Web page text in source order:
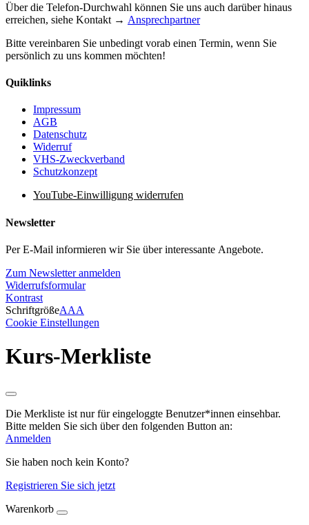
Über die Telefon-Durchwahl können Sie uns auch darüber hinaus
erreichen, siehe Kontakt → Ansprechpartner
Bitte vereinbaren Sie unbedingt vorab einen Termin, wenn Sie
persönlich zu uns kommen möchten!
Quiklinks
Impressum
AGB
Datenschutz
Widerruf
VHS-Zweckverband
Schutzkonzept
YouTube-Einwilligung widerrufen
Newsletter
Per E-Mail informieren wir Sie über interessante Angebote.
Zum Newsletter anmelden
Widerrufsformular
Kontrast
SchriftgrößeAAA
Cookie Einstellungen
Kurs-Merkliste
Die Merkliste ist nur für eingeloggte Benutzer*innen einsehbar.
Bitte melden Sie sich über den folgenden Button an:
Anmelden
Sie haben noch kein Konto?
Registrieren Sie sich jetzt
Warenkorb